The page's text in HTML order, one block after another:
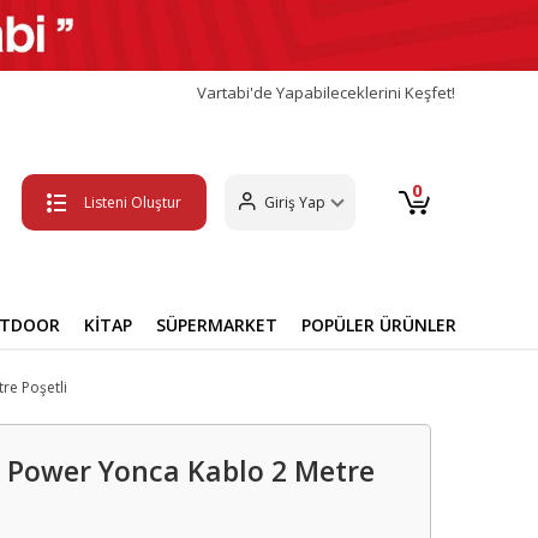
Vartabi'de Yapabileceklerini Keşfet!
Listeni Oluştur Giriş Yap 0
KİTAP SÜPERMARKET POPÜLER ÜRÜNLER
Poşetli
Yonca Kablo 2 Metre